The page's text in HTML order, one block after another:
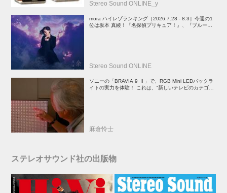
Stereo Sound ONLINE_y
mora ハイレゾランキング［2026.7.28 - 8.3］今週の1
位は坂本 真綾！『名探偵プリキュア！』、『ブルーア
Stereo Sound ONLINE
ソニーの「BRAVIA 9 Ⅱ」で、RGB Mini LEDバックラ
イトの実力を体験！ これは、“新しいテレビのカテゴリ
麻倉怜士
ステレオサウンド社の出版物